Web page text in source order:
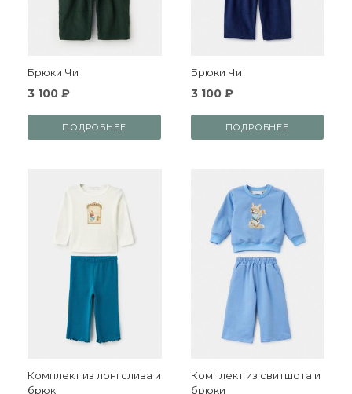
Брюки Чи
3 100 ₽
ПОДРОБНЕЕ
Брюки Чи
3 100 ₽
ПОДРОБНЕЕ
Комплект из лонгслива и
брюк
Комплект из свитшота и
брюки